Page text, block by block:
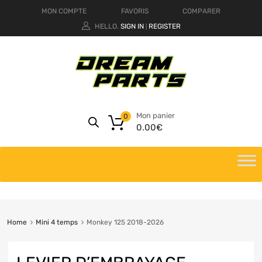
MON COMPTE FAVORIS
COMPARER
HELLO. SIGN IN REGISTER
Mon panier
0.00€
0
Home Mini 4 temps Monkey 125 2018-2026